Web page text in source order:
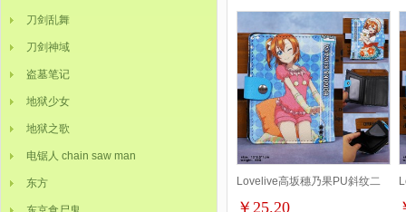
刀剑乱舞
刀剑神域
盗墓笔记
地狱少女
地狱之歌
电锯人 chain saw man
东方 Lovelive高坂穗乃果PU斜纹二
￥25.20